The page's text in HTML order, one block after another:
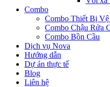
Combo
Combo Thiết Bị Vệ
Combo Chậu Rửa
Combo Bồn Cầu
Dịch vụ Nova
Hướng dẫn
Dự án thực tế
Blog
Liên hệ